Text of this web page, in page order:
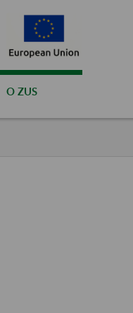
O ZUS